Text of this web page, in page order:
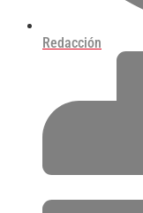
Redacción